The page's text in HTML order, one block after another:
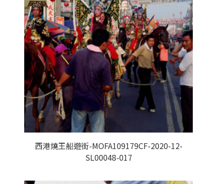
西港燒王船遊街-MOFA109179CF-2020-12-
SL00048-017